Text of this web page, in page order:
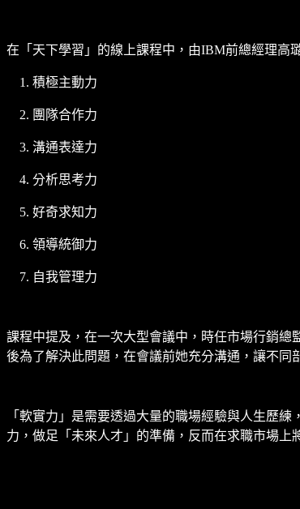
在「天下學習」的線上課程中，由IBM前總經理高
積極主動力
團隊合作力
溝通表達力
分析思考力
好奇求知力
領導統御力
自我管理力
課程中提及，在一次大型會議中，時任市場行銷
後為了解決此問題，在會議前她充分溝通，讓不同
「軟實力」是需要透過大量的職場經驗與人生歷
力，做足「未來人才」的準備，反而在求職市場上